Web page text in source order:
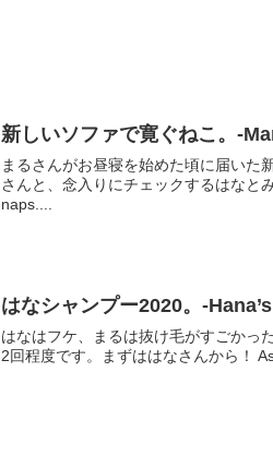
新しいソファで寛ぐねこ。-
まるさんがお昼寝を始めた頃に届いた
さんと、念入りにチェックするはな
naps....
はなシャンプー2020。-
はなはフケ、まるは抜け毛がすごかっ
2回程度です。まずははなさんから！